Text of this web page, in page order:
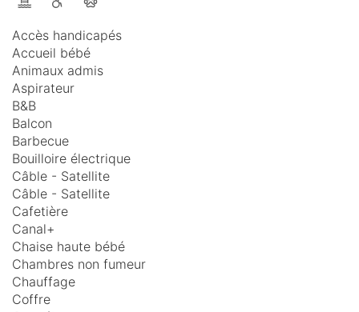
Accès handicapés
Accueil bébé
Animaux admis
Aspirateur
B&B
Balcon
Barbecue
Bouilloire électrique
Câble - Satellite
Câble - Satellite
Cafetière
Canal+
Chaise haute bébé
Chambres non fumeur
Chauffage
Coffre